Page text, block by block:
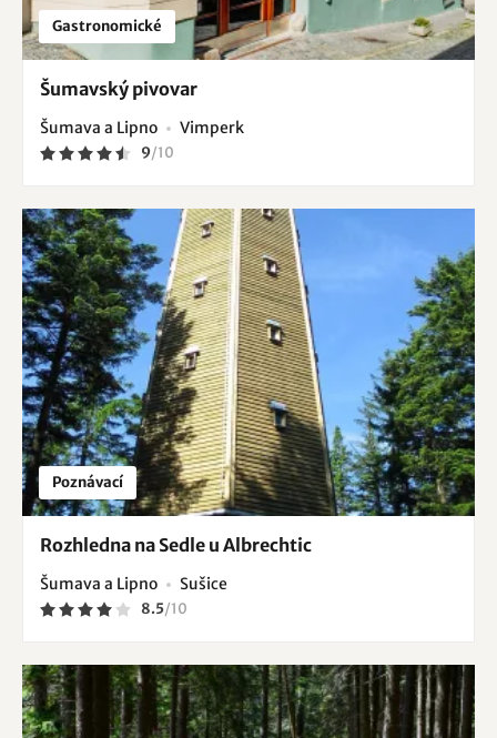
Gastronomické
Šumavský pivovar
Šumava a Lipno Vimperk
9/10
Poznávací
Rozhledna na Sedle u Albrechtic
Šumava a Lipno Sušice
8.5/10